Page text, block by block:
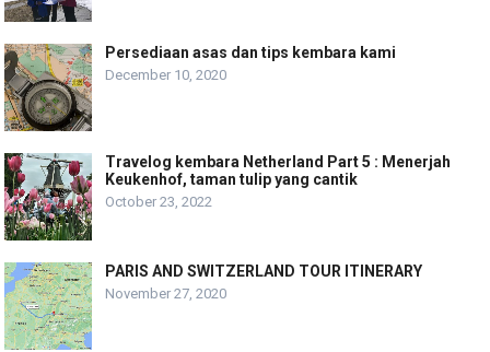
Persediaan asas dan tips kembara kami
December 10, 2020
Travelog kembara Netherland Part 5 : Menerjah
Keukenhof, taman tulip yang cantik
October 23, 2022
PARIS AND SWITZERLAND TOUR ITINERARY
November 27, 2020